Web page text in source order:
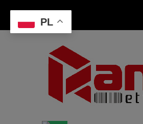
PL